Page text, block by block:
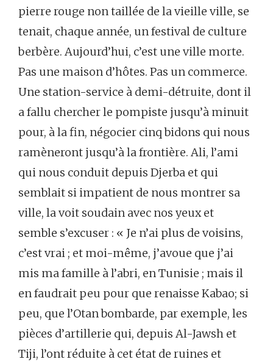
pierre rouge non taillée de la vieille ville, se
tenait, chaque année, un festival de culture
berbère. Aujourd’hui, c’est une ville morte.
Pas une maison d’hôtes. Pas un commerce.
Une station-service à demi-détruite, dont il
a fallu chercher le pompiste jusqu’à minuit
pour, à la fin, négocier cinq bidons qui nous
ramèneront jusqu’à la frontière. Ali, l’ami
qui nous conduit depuis Djerba et qui
semblait si impatient de nous montrer sa
ville, la voit soudain avec nos yeux et
semble s’excuser : « Je n’ai plus de voisins,
c’est vrai ; et moi-même, j’avoue que j’ai
mis ma famille à l’abri, en Tunisie ; mais il
en faudrait peu pour que renaisse Kabao; si
peu, que l’Otan bombarde, par exemple, les
pièces d’artillerie qui, depuis Al-Jawsh et
Tiji, l’ont réduite à cet état de ruines et